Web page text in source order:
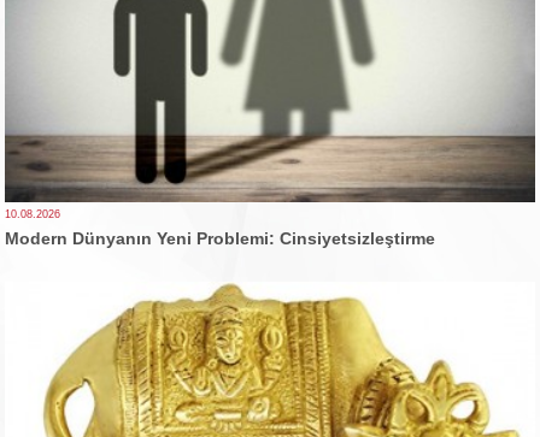
10.08.2026
Modern Dünyanın Yeni Problemi: Cinsiyetsizleştirme